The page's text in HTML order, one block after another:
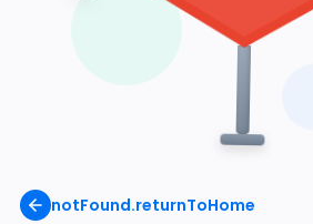
notFound.returnToHome